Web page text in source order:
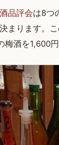
品評会は8つ
まります。
梅酒を1,600